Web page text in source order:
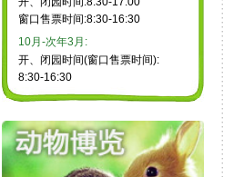
窗口售票时间:8:30-16:30
10月-次年3月:
开、闭园时间(窗口售票时间):
8:30-16:30